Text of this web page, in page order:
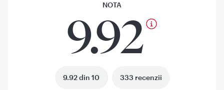
NOTA
9.92
9.92 din 10 333 recenzii